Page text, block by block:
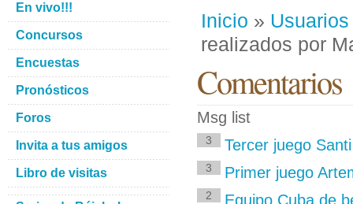
Inicio » Usuarios
realizados por
Comentarios
Msg list
3 Tercer juego
3 Primer juego
2 Equipo Cuba de
En vivo!!!
Concursos
Encuestas
Pronósticos
Foros
Invita a tus amigos
Libro de visitas